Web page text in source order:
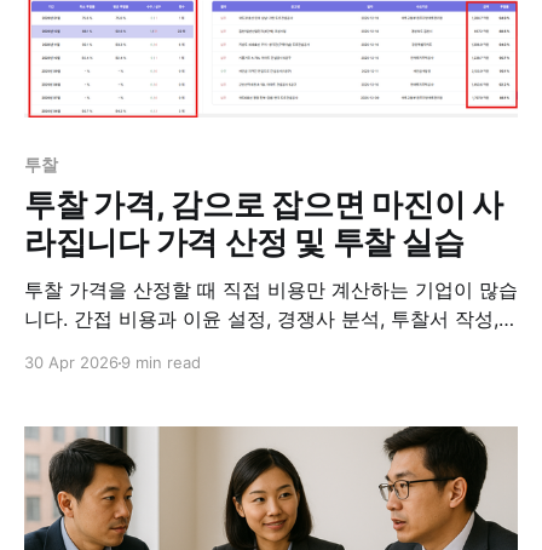
투찰
투찰 가격, 감으로 잡으면 마진이 사
라집니다 가격 산정 및 투찰 실습
투찰 가격을 산정할 때 직접 비용만 계산하는 기업이 많습
니다. 간접 비용과 이윤 설정, 경쟁사 분석, 투찰서 작성,
이는 가격 산정 과정을 정리했습니다.
30 Apr 2026 9 min read